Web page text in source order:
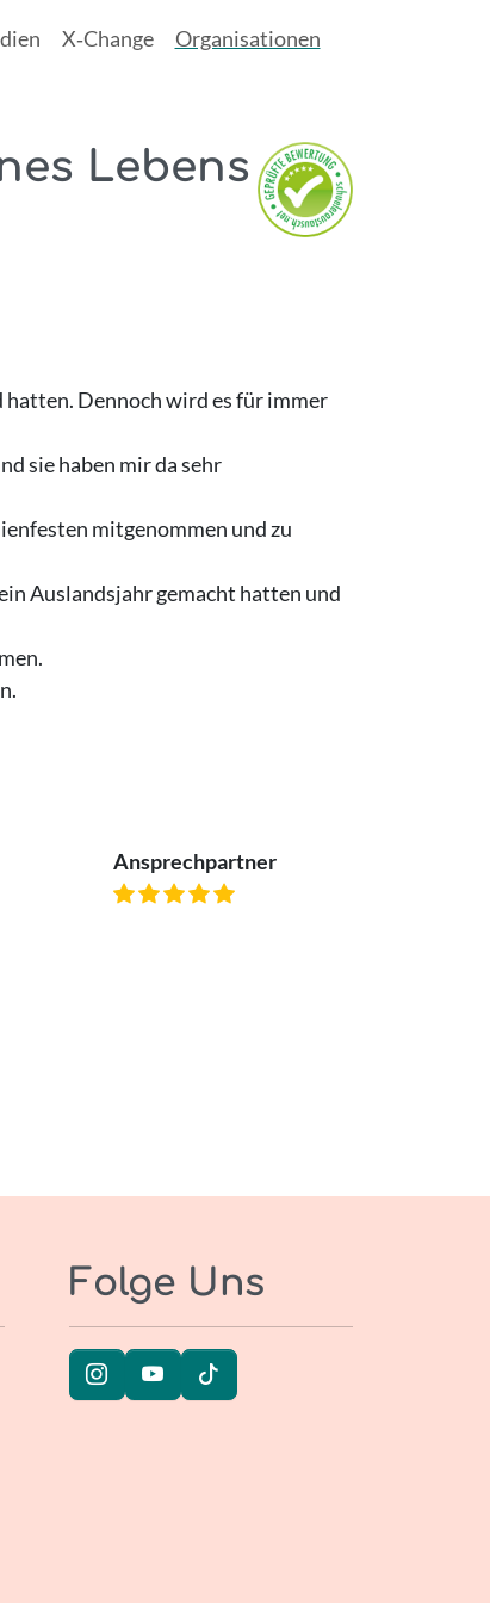
X‑Change Organisationen
Lebens
Dennoch wird es für immer
sie haben mir da sehr
mitgenommen und zu
Auslandsjahr gemacht hatten und
Ansprechpartner
Folge Uns